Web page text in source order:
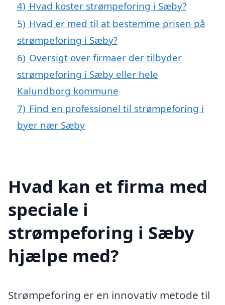
4) Hvad koster strømpeforing i Sæby?
5) Hvad er med til at bestemme prisen på
strømpeforing i Sæby?
6) Oversigt over firmaer der tilbyder
strømpeforing i Sæby eller hele
Kalundborg kommune
7) Find en professionel til strømpeforing i
byer nær Sæby
Hvad kan et firma med
speciale i
strømpeforing i Sæby
hjælpe med?
Strømpeforing er en innovativ metode til